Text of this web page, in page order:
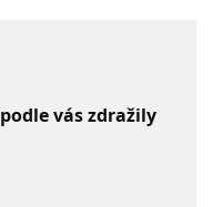
vás zdražily